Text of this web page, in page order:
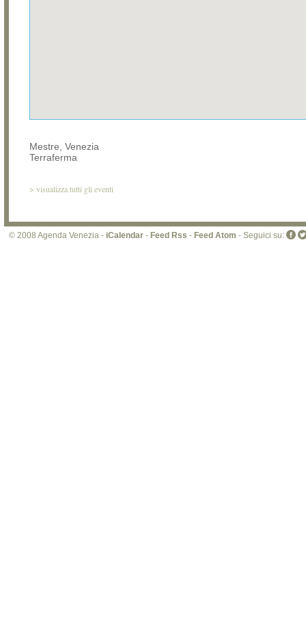
Mestre, Venezia
Terraferma
> visualizza tutti gli eventi
© 2008 Agenda Venezia - iCalendar - Feed Rss - Feed Atom - Seguici su: